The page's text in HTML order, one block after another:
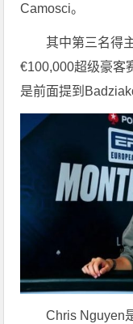
Camosci。
其中第三名得
€100,000超级豪客
是前面提到
Chris Nguyen